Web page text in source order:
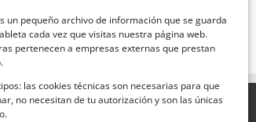
un pequeño archivo de información que se guarda
cada vez que visitas nuestra página web.
pertenecen a empresas externas que prestan
las cookies técnicas son necesarias para que
no necesitan de tu autorización y son las únicas